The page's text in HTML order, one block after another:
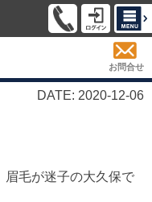
お問合せ
DATE: 2020-12-06
眉毛が迷子の大久保で